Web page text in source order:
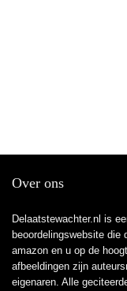
Over ons
Delaatstewachter.nl is
beoordelingswebsite
amazon en u op de
afbeeldingen zijn
eigenaren. Alle